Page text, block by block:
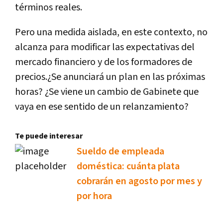
términos reales.
Pero una medida aislada, en este contexto, no
alcanza para modificar las expectativas del
mercado financiero y de los formadores de
precios.¿Se anunciará un plan en las próximas
horas? ¿Se viene un cambio de Gabinete que
vaya en ese sentido de un relanzamiento?
Te puede interesar
Sueldo de empleada
doméstica: cuánta plata
cobrarán en agosto por mes y
por hora